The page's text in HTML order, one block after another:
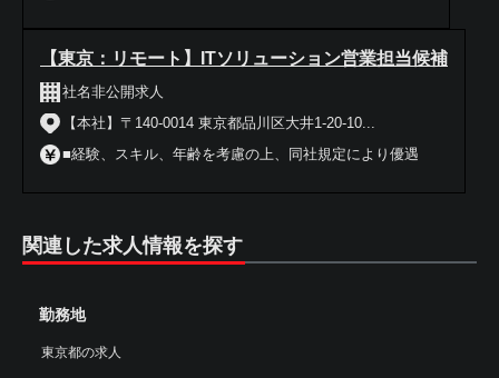
【東京：リモート】ITソリューション営業担当候補
社名非公開求人
【本社】〒140-0014 東京都品川区大井1-20-10...
■経験、スキル、年齢を考慮の上、同社規定により優遇
関連した求人情報を探す
勤務地
東京都の求人